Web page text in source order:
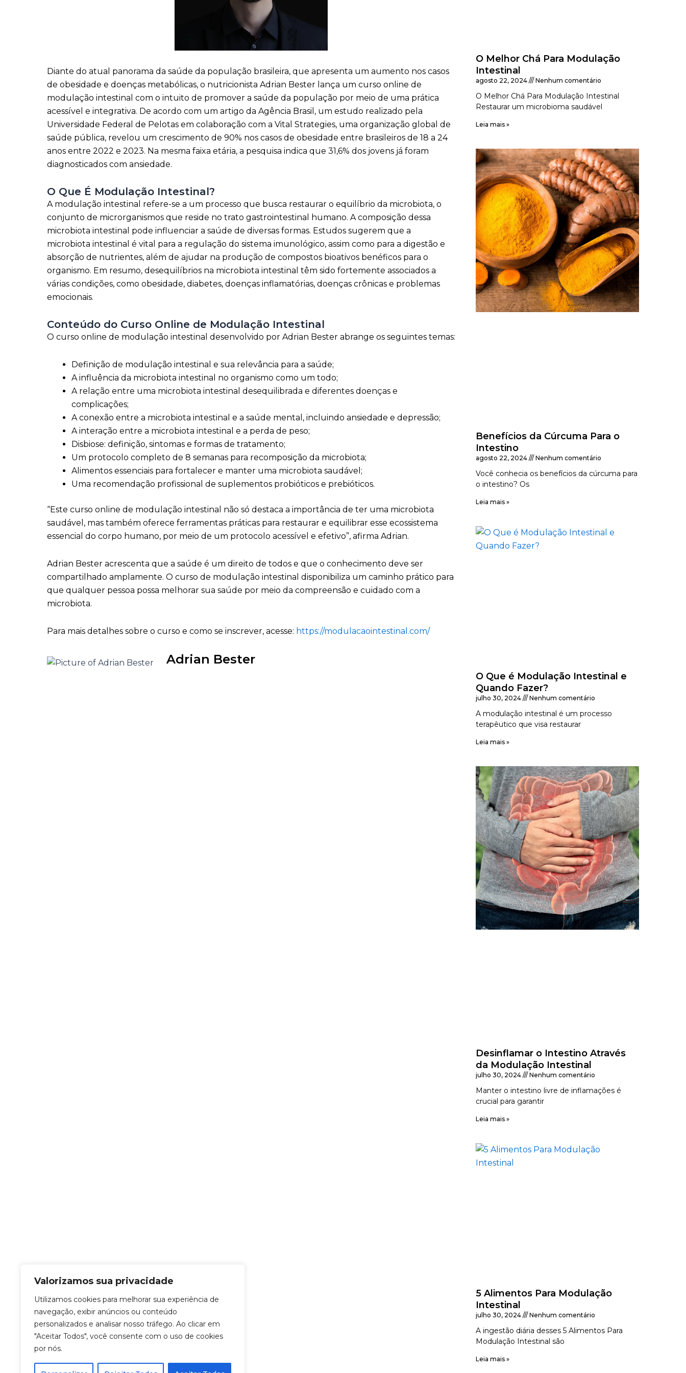
Valorizamos sua privacidade
Utilizamos cookies para melhorar sua experiência de
navegação, exibir anúncios ou conteúdo
personalizados e analisar nosso tráfego. Ao clicar em
"Aceitar Todos", você consente com o uso de cookies
por nós.
Diante do atual panorama da saúde da população brasileira, que apresenta um aumento nos casos
de obesidade e doenças metabólicas, o nutricionista Adrian Bester lança um curso online de
modulação intestinal com o intuito de promover a saúde da população por meio de uma prática
acessível e integrativa. De acordo com um artigo da Agência Brasil, um estudo realizado pela
Universidade Federal de Pelotas em colaboração com a Vital Strategies, uma organização global de
saúde pública, revelou um crescimento de 90% nos casos de obesidade entre brasileiros de 18 a 24
anos entre 2022 e 2023. Na mesma faixa etária, a pesquisa indica que 31,6% dos jovens já foram
diagnosticados com ansiedade.
O Que É Modulação Intestinal?
A modulação intestinal refere-se a um processo que busca restaurar o equilíbrio da microbiota, o
conjunto de microrganismos que reside no trato gastrointestinal humano. A composição dessa
microbiota intestinal pode influenciar a saúde de diversas formas. Estudos sugerem que a
microbiota intestinal é vital para a regulação do sistema imunológico, assim como para a digestão e
absorção de nutrientes, além de ajudar na produção de compostos bioativos benéficos para o
organismo. Em resumo, desequilíbrios na microbiota intestinal têm sido fortemente associados a
várias condições, como obesidade, diabetes, doenças inflamatórias, doenças crônicas e problemas
emocionais.
Conteúdo do Curso Online de Modulação Intestinal
O curso online de modulação intestinal desenvolvido por Adrian Bester abrange os seguintes temas:
Definição de modulação intestinal e sua relevância para a saúde;
A influência da microbiota intestinal no organismo como um todo;
A relação entre uma microbiota intestinal desequilibrada e diferentes doenças e
complicações;
A conexão entre a microbiota intestinal e a saúde mental, incluindo ansiedade e depressão;
A interação entre a microbiota intestinal e a perda de peso;
Disbiose: definição, sintomas e formas de tratamento;
Um protocolo completo de 8 semanas para recomposição da microbiota;
Alimentos essenciais para fortalecer e manter uma microbiota saudável;
Uma recomendação profissional de suplementos probióticos e prebióticos.
“Este curso online de modulação intestinal não só destaca a importância de ter uma microbiota
saudável, mas também oferece ferramentas práticas para restaurar e equilibrar esse ecossistema
essencial do corpo humano, por meio de um protocolo acessível e efetivo”, afirma Adrian.
Adrian Bester acrescenta que a saúde é um direito de todos e que o conhecimento deve ser
compartilhado amplamente. O curso de modulação intestinal disponibiliza um caminho prático para
que qualquer pessoa possa melhorar sua saúde por meio da compreensão e cuidado com a
microbiota.
Para mais detalhes sobre o curso e como se inscrever, acesse: https://modulacaointestinal.com/
Adrian Bester
O Melhor Chá Para Modulação
Intestinal
agosto 22, 2024 Nenhum comentário
O Melhor Chá Para Modulação Intestinal
Restaurar um microbioma saudável
Leia mais »
Benefícios da Cúrcuma Para o
Intestino
agosto 22, 2024 Nenhum comentário
Você conhecia os benefícios da cúrcuma para
o intestino? Os
Leia mais »
O Que é Modulação Intestinal e
Quando Fazer?
julho 30, 2024 Nenhum comentário
A modulação intestinal é um processo
terapêutico que visa restaurar
Leia mais »
Desinflamar o Intestino Através
da Modulação Intestinal
julho 30, 2024 Nenhum comentário
Manter o intestino livre de inflamações é
crucial para garantir
Leia mais »
5 Alimentos Para Modulação
Intestinal
julho 30, 2024 Nenhum comentário
A ingestão diária desses 5 Alimentos Para
Modulação Intestinal são
Leia mais »